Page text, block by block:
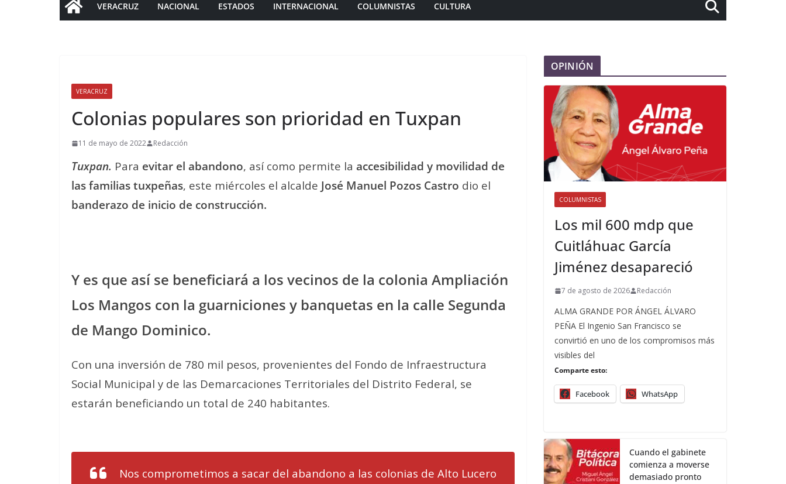
VERACRUZ NACIONAL ESTADOS INTERNACIONAL COLUMNISTAS CULTURA
VERACRUZ
Colonias populares son prioridad en Tuxpan
11 de mayo de 2022 Redacción
Tuxpan. Para evitar el abandono, así como permite la accesibilidad y movilidad de
las familias tuxpeñas, este miércoles el alcalde José Manuel Pozos Castro dio el
banderazo de inicio de construcción.
Y es que así se beneficiará a los vecinos de la colonia Ampliación
Los Mangos con la guarniciones y banquetas en la calle Segunda
de Mango Dominico.
Con una inversión de 780 mil pesos, provenientes del Fondo de Infraestructura
Social Municipal y de las Demarcaciones Territoriales del Distrito Federal, se
estarán beneficiando un total de 240 habitantes.
Nos comprometimos a sacar del abandono a las colonias de Alto Lucero
OPINIÓN
COLUMNISTAS
Los mil 600 mdp que
Cuitláhuac García
Jiménez desapareció
7 de agosto de 2026 Redacción
ALMA GRANDE POR ÁNGEL ÁLVARO
PEÑA El Ingenio San Francisco se
convirtió en uno de los compromisos más
visibles del
Comparte esto:
Facebook WhatsApp
Cuando el gabinete
comienza a moverse
demasiado pronto